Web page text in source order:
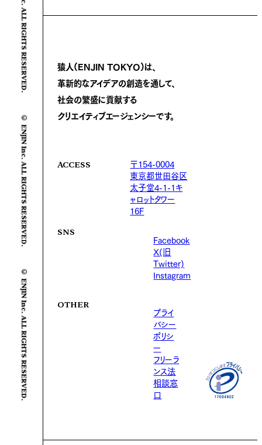
© ENJIN Inc. ALL RIGHTS RESERVED.
© ENJIN Inc. ALL RIGHTS RESERVED.
猿人(ENJIN TOKYO)は、
革新的なアイデアの創造を通して、
社会の繁盛に貢献する
クリエイティブエージェンシーです。
ACCESS
〒154-0004
東京都世田谷区
太子堂4-1-1キ
ャロットタワー
16F
SNS
Facebook
X(旧
Twitter)
Instagram
OTHER
プライ
バシー
ポリシ
ー
フリーラ
ンス法
相談窓
口